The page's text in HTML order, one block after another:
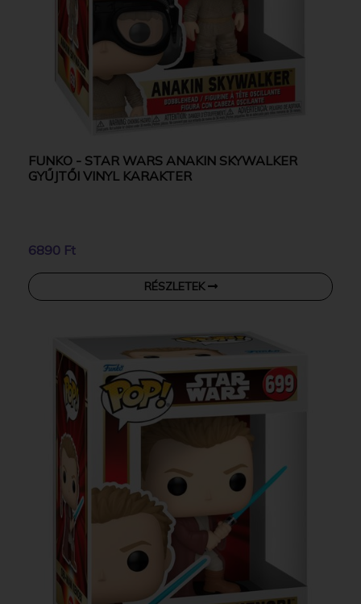
FUNKO - STAR WARS ANAKIN SKYWALKER
GYŰJTŐI VINYL KARAKTER
6890 Ft
RÉSZLETEK